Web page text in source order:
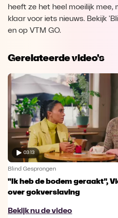
heeft ze het heel moeilijk mee,
klaar voor iets nieuws. Bekijk
en op VTM GO.
Gerelateerde video's
03:13
Blind Gesprongen
"Ik heb de bodem geraakt",
over gokverslaving
Bekijk nu de video